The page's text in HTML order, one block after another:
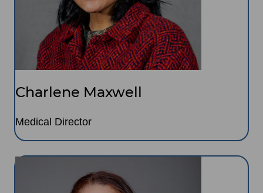
Charlene Maxwell
Medical Director